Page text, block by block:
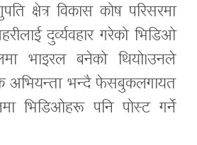
क्षेत्र विकास कोष परिसरमा
दुर्व्यवहार गरेको भिडिओ
भाइरल बनेको थियो।उनले
अभियन्ता भन्दै फेसबुकलगायत
भिडिओहरू पनि पोस्ट गर्ने